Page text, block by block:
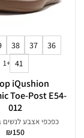
36
37
38
41
+1
iQushion
Toe-Post E54-
012
כפכפי אצבע לנשים
₪150